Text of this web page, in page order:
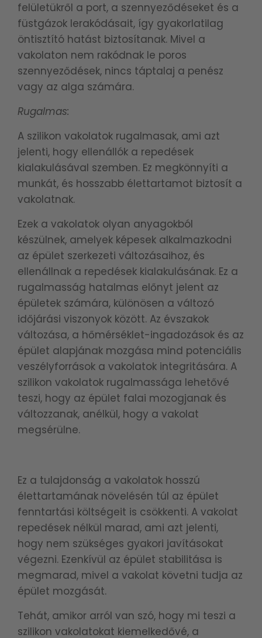
felületükről a port, a szennyeződéseket és a
füstgázok lerakódásait, így gyakorlatilag
öntisztító hatást biztosítanak. Mivel a
vakolaton nem rakódnak le poros
szennyeződések, nincs táptalaj a penész
vagy az alga számára.
Rugalmas:
A szilikon vakolatok rugalmasak, ami azt
jelenti, hogy ellenállók a repedések
kialakulásával szemben. Ez megkönnyíti a
munkát, és hosszabb élettartamot biztosít a
vakolatnak.
Ezek a vakolatok olyan anyagokból
készülnek, amelyek képesek alkalmazkodni
az épület szerkezeti változásaihoz, és
ellenállnak a repedések kialakulásának. Ez a
rugalmasság hatalmas előnyt jelent az
épületek számára, különösen a változó
időjárási viszonyok között. Az évszakok
változása, a hőmérséklet-ingadozások és az
épület alapjának mozgása mind potenciális
veszélyforrások a vakolatok integritására. A
szilikon vakolatok rugalmassága lehetővé
teszi, hogy az épület falai mozogjanak és
változzanak, anélkül, hogy a vakolat
megsérülne.
Ez a tulajdonság a vakolatok hosszú
élettartamának növelésén túl az épület
fenntartási költségeit is csökkenti. A vakolat
repedések nélkül marad, ami azt jelenti,
hogy nem szükséges gyakori javításokat
végezni. Ezenkívül az épület stabilitása is
megmarad, mivel a vakolat követni tudja az
épület mozgását.
Tehát, amikor arról van szó, hogy mi teszi a
szilikon vakolatokat kiemelkedővé, a